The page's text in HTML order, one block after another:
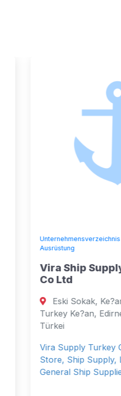
Unternehmensverzeichnis»
Ausrüstung
Vira Ship Supply &
Co Ltd
Eski Sokak, Ke?an,
Turkey Ke?an, Edirne
Türkei
Vira Supply Turkey
Store, Ship Supply,
General Ship Supplier,